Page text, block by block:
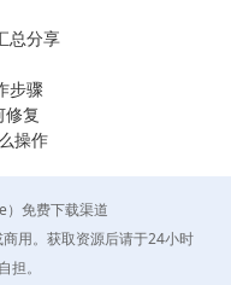
总分享
步骤
复
操作
免费下载渠道
用。获取资源后请于24小时
担。